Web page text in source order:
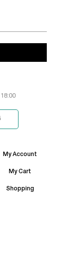
My Account
My Cart
Shopping